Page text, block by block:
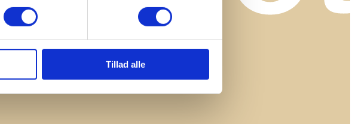
Tillad alle